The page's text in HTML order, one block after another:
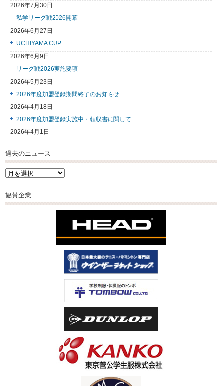
2026年7月30日
私学リーグ戦2026開幕
2026年6月27日
UCHIYAMA CUP
2026年6月9日
リーグ戦2026実施要項
2026年5月23日
2026年度加盟登録期間終了のお知らせ
2026年4月18日
2026年度加盟登録実施中・領収書に関して
2026年4月1日
過去のニュース
過
ニ
協賛企業